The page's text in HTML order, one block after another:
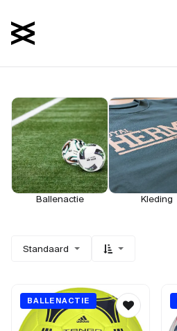
Ballenactie Kleding
Standaard
BALLENACTIE